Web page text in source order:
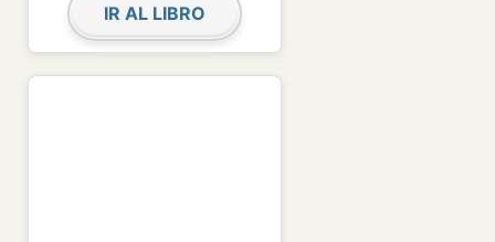
IR AL LIBRO